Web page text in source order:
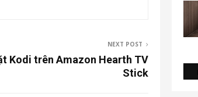
NEXT POST
Kodi trên Amazon Hearth TV
Stick